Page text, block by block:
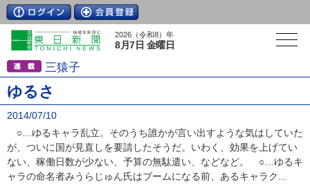
2026（令和8）年
8月7日 金曜日
三猿子
ゆるさ
2014/07/10
○…ゆるキャラ乱立。そのうち誰かが言い出すような気はしていた
が、ついに国が見直しを要請したそうだ。いわく、効果を上げてい
ない、稼働日数が少ない、予算の無駄遣い、などなど。 ○…ゆるキ
ャラの命名者みうらじゅん氏はブームになる前、あるキャラク...